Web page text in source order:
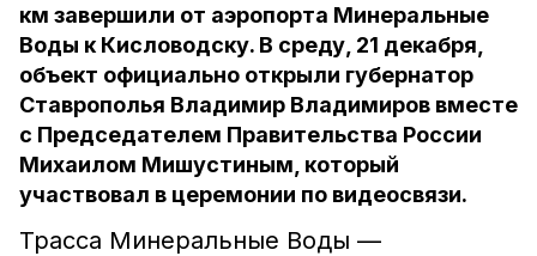
км завершили от аэропорта Минеральные
Воды к Кисловодску. В среду, 21 декабря,
объект официально открыли губернатор
Ставрополья Владимир Владимиров вместе
с Председателем Правительства России
Михаилом Мишустиным, который
участвовал в церемонии по видеосвязи.
Трасса Минеральные Воды —